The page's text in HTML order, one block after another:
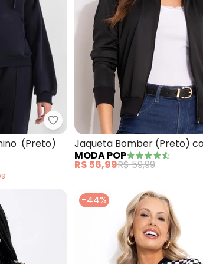
em Pelo Teddy (Preto)
Essendi - Jaqueta Moletom
(Preto)
Jaqueta Bomber (Preto)
MODA POP
R$ 56,99R$ 59,99
-44%